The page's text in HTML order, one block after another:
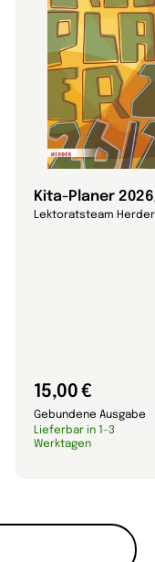
Kita-Planer
Lektoratsteam Herder
15,00 €
Gebundene Ausgabe
Lieferbar in 1-3
Werktagen